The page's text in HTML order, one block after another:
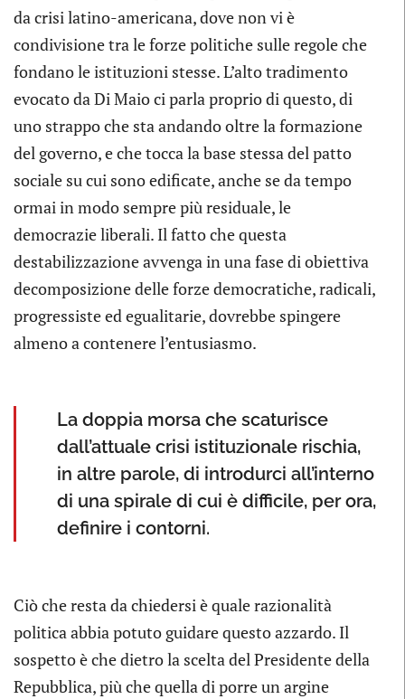
da crisi latino-americana, dove non vi è
condivisione tra le forze politiche sulle regole che
fondano le istituzioni stesse. L’alto tradimento
evocato da Di Maio ci parla proprio di questo, di
uno strappo che sta andando oltre la formazione
del governo, e che tocca la base stessa del patto
sociale su cui sono edificate, anche se da tempo
ormai in modo sempre più residuale, le
democrazie liberali. Il fatto che questa
destabilizzazione avvenga in una fase di obiettiva
decomposizione delle forze democratiche, radicali,
progressiste ed egualitarie, dovrebbe spingere
almeno a contenere l’entusiasmo.
La doppia morsa che scaturisce
dall’attuale crisi istituzionale rischia,
in altre parole, di introdurci all’interno
di una spirale di cui è difficile, per ora,
definire i contorni.
Ciò che resta da chiedersi è quale razionalità
politica abbia potuto guidare questo azzardo. Il
sospetto è che dietro la scelta del Presidente della
Repubblica, più che quella di porre un argine